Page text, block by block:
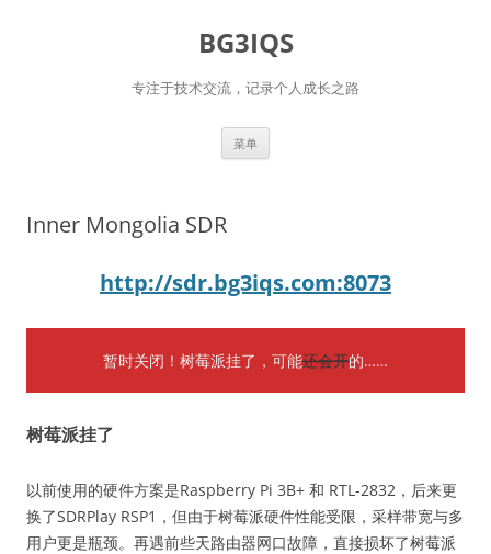
BG3IQS
专注于技术交流，记录个人成长之路
菜单
Inner Mongolia SDR
http://sdr.bg3iqs.com:8073
暂时关闭！树莓派挂了，可能还会开的……
树莓派挂了
以前使用的硬件方案是Raspberry Pi 3B+ 和 RTL-2832，后来更
换了SDRPlay RSP1，但由于树莓派硬件性能受限，采样带宽与多
用户更是瓶颈。再遇前些天路由器网口故障，直接损坏了树莓派